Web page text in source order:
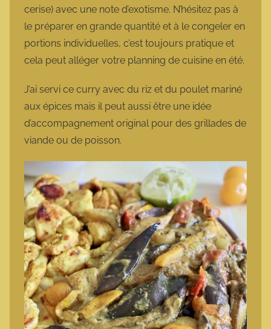
cerise) avec une note d’exotisme. N’hésitez pas à
le préparer en grande quantité et à le congeler en
portions individuelles, c’est toujours pratique et
cela peut alléger votre planning de cuisine en été.
J’ai servi ce curry avec du riz et du poulet mariné
aux épices mais il peut aussi être une idée
d’accompagnement original pour des grillades de
viande ou de poisson.